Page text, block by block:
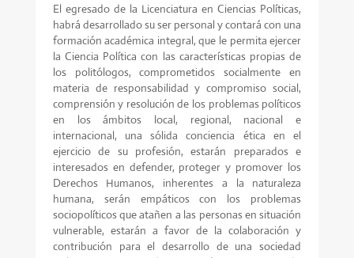
El egresado de la Licenciatura en Ciencias Políticas,
habrá desarrollado su ser personal y contará con una
formación académica integral, que le permita ejercer
la Ciencia Política con las características propias de
los politólogos, comprometidos socialmente en
materia de responsabilidad y compromiso social,
comprensión y resolución de los problemas políticos
en los ámbitos local, regional, nacional e
internacional, una sólida conciencia ética en el
ejercicio de su profesión, estarán preparados e
interesados en defender, proteger y promover los
Derechos Humanos, inherentes a la naturaleza
humana, serán empáticos con los problemas
sociopolíticos que atañen a las personas en situación
vulnerable, estarán a favor de la colaboración y
contribución para el desarrollo de una sociedad